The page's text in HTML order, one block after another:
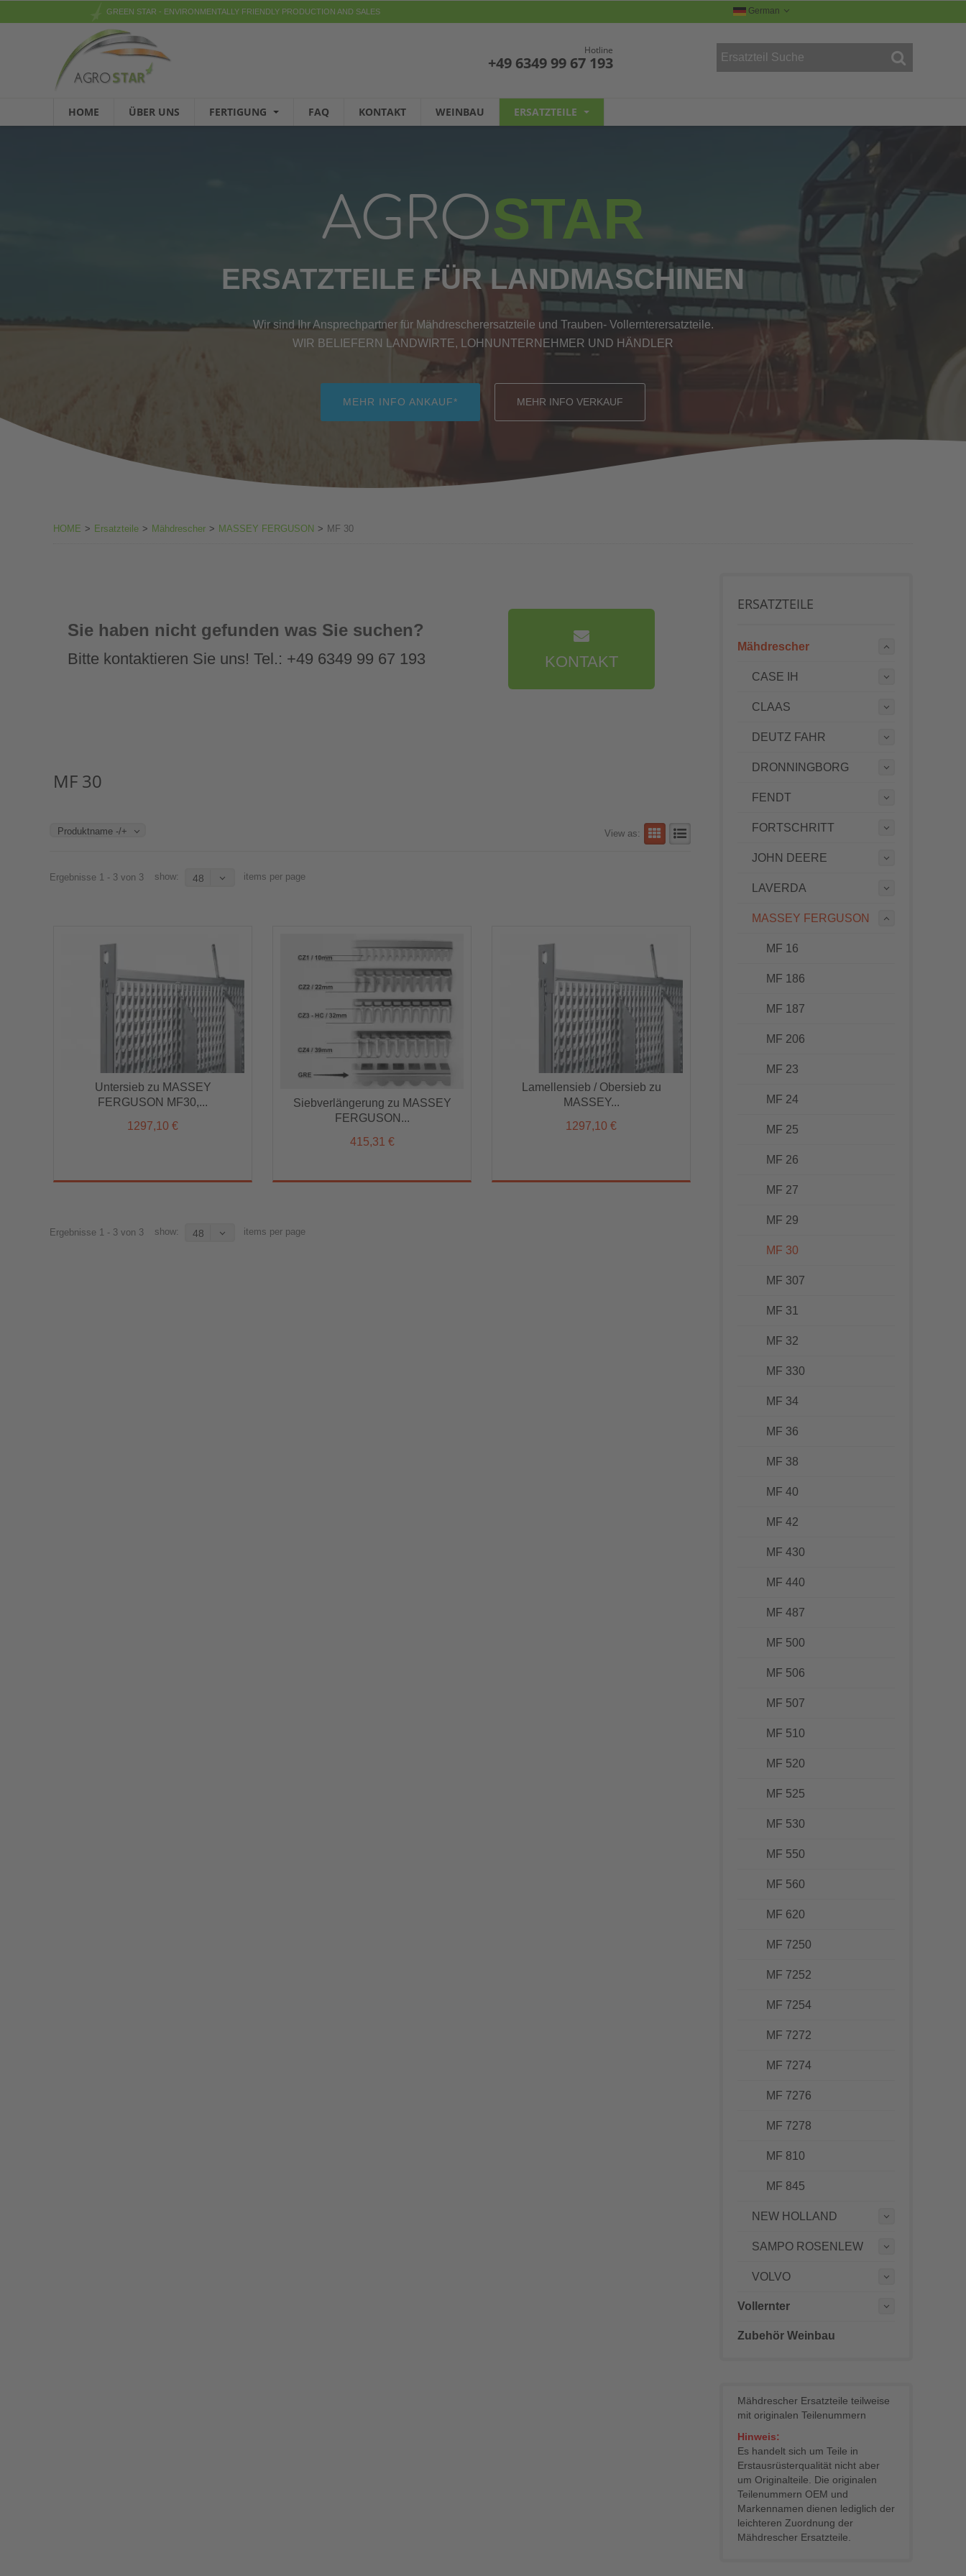
GREEN STAR - ENVIRONMENTALLY FRIENDLY PRODUCTION AND SALES German
Hotline
+49 6349 99 67 193
HOME ÜBER UNS FERTIGUNG FAQ KONTAKT WEINBAU ERSATZTEILE
AGROSTAR
ERSATZTEILE FÜR LANDMASCHINEN
Wir sind Ihr Ansprechpartner für Mähdrescherersatzteile und Trauben- Vollernterersatzteile.
WIR BELIEFERN LANDWIRTE, LOHNUNTERNEHMER UND HÄNDLER
MEHR INFO ANKAUF* MEHR INFO VERKAUF
HOME > Ersatzteile > Mähdrescher > MASSEY FERGUSON > MF 30
Sie haben nicht gefunden was Sie suchen?
Bitte kontaktieren Sie uns! Tel.: +49 6349 99 67 193 KONTAKT
MF 30
View as:
Produktname -/+
Ergebnisse 1 - 3 von 3 show: 48 items per page
Untersieb zu MASSEY
FERGUSON MF30,...
1297,10 €
Untersieb zu MASSEY
FERGUSON MF30,...
Siebverlängerung zu MASSEY
FERGUSON...
415,31 €
Siebverlängerung zu MASSEY
FERGUSON...
Lamellensieb / Obersieb zu
MASSEY...
1297,10 €
Lamellensieb / Obersieb zu
MASSEY...
Ergebnisse 1 - 3 von 3 show: 48 items per page
ERSATZTEILE
Mähdrescher
CASE IH
CLAAS
DEUTZ FAHR
DRONNINGBORG
FENDT
FORTSCHRITT
JOHN DEERE
LAVERDA
MASSEY FERGUSON
MF 16
MF 186
MF 187
MF 206
MF 23
MF 24
MF 25
MF 26
MF 27
MF 29
MF 30
MF 307
MF 31
MF 32
MF 330
MF 34
MF 36
MF 38
MF 40
MF 42
MF 430
MF 440
MF 487
MF 500
MF 506
MF 507
MF 510
MF 520
MF 525
MF 530
MF 550
MF 560
MF 620
MF 7250
MF 7252
MF 7254
MF 7272
MF 7274
MF 7276
MF 7278
MF 810
MF 845
NEW HOLLAND
SAMPO ROSENLEW
VOLVO
Vollernter
Zubehör Weinbau
Mähdrescher Ersatzteile teilweise
mit originalen Teilenummern
Hinweis:
Es handelt sich um Teile in
Erstausrüsterqualität nicht aber
um Originalteile. Die originalen
Teilenummern OEM und
Markennamen dienen lediglich der
leichteren Zuordnung der
Mähdrescher Ersatzteile.